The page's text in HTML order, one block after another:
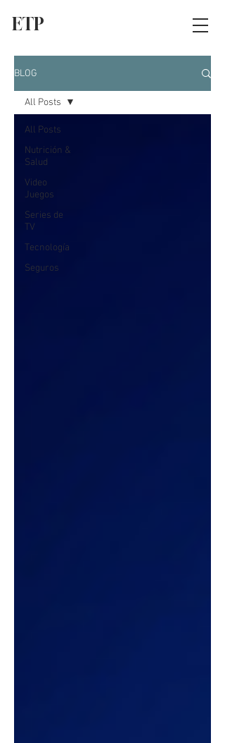
ETP
BLOG
All Posts
Nutrición &
Salud
Video
Juegos
Series de
TV
Tecnología
Seguros
All Posts